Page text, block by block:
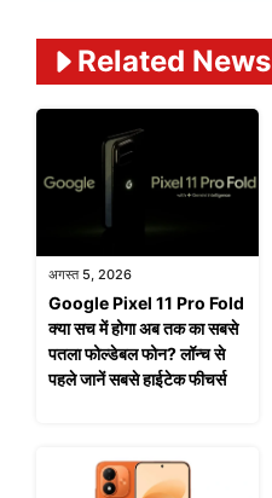
Related News
अगस्त 5, 2026
Google Pixel 11 Pro Fold
क्या सच में होगा अब तक का सबसे
पतला फोल्डेबल फोन? लॉन्च से
पहले जानें सबसे हाईटेक फीचर्स